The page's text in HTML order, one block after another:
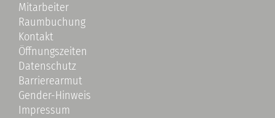
Mitarbeiter
Raumbuchung
Kontakt
Öffnungszeiten
Datenschutz
Barrierearmut
Gender-Hinweis
Impressum